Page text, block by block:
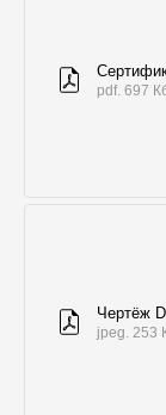
pdf. 697
Чертёж
jpeg. 253